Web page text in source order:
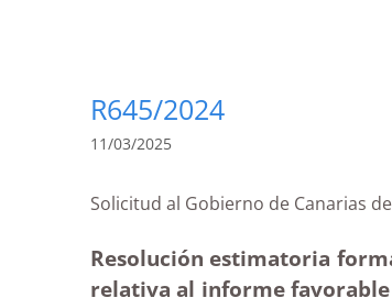
R645/2024
11/03/2025
Solicitud al Gobierno de
Resolución estimatoria
relativa al informe